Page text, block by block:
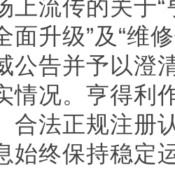
上流传的关于“
面升级”及“维
公告并予以澄
情况。亨得利
合法正规注册
始终保持稳定